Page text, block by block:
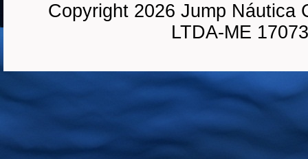
Copyright 2026 Jump Náutica
LTDA-ME